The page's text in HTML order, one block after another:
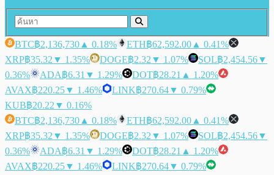
BTC฿2,136,730 ▲ 0.18% ETH฿62,592.00 ▲ 0.41%
XRP฿35.32 ▼ 1.35% DOGE฿2.32 ▼ 1.07% SOL฿2,454.56▼
0.36%
ADA฿6.31 ▼ 1.29% DOT฿28.21 ▲ 1.20%
AVAX฿220.25▼ 1.46% LINK฿270.64▼ 0.79%
KUB฿20.22 ▼ 0.16%
BTC฿2,136,730 ▲ 0.18% ETH฿62,592.00 ▲ 0.41%
XRP฿35.32 ▼ 1.35% DOGE฿2.32 ▼ 1.07% SOL฿2,454.56▼
0.36%
ADA฿6.31 ▼ 1.29% DOT฿28.21 ▲ 1.20%
AVAX฿220.25▼ 1.46% LINK฿270.64▼ 0.79%